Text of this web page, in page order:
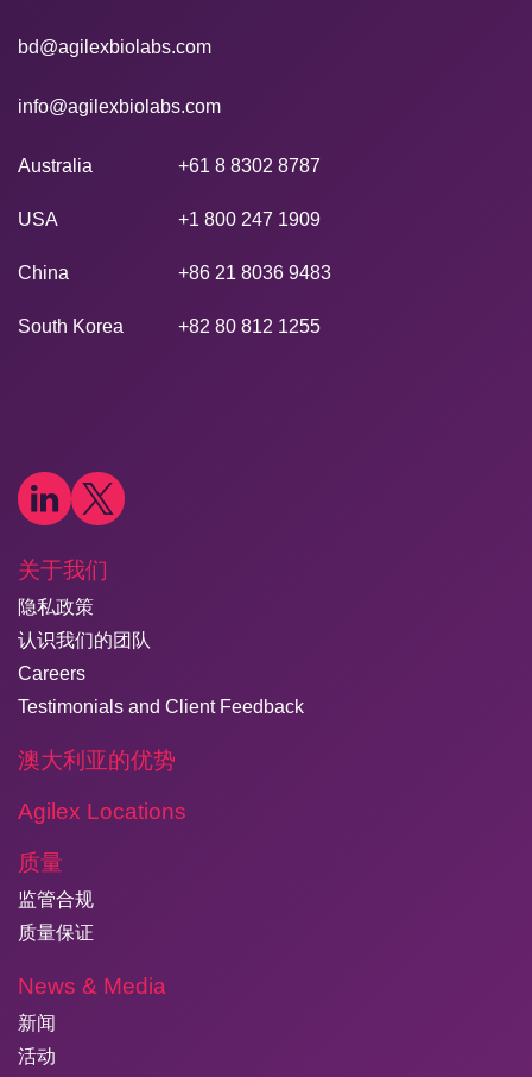
bd@agilexbiolabs.com
info@agilexbiolabs.com
Australia +61 8 8302 8787
USA +1 800 247 1909
China +86 21 8036 9483
South Korea +82 80 812 1255
关于我们
隐私政策
认识我们的团队
Careers
Testimonials and Client Feedback
澳大利亚的优势
Agilex Locations
质量
监管合规
质量保证
News & Media
新闻
活动